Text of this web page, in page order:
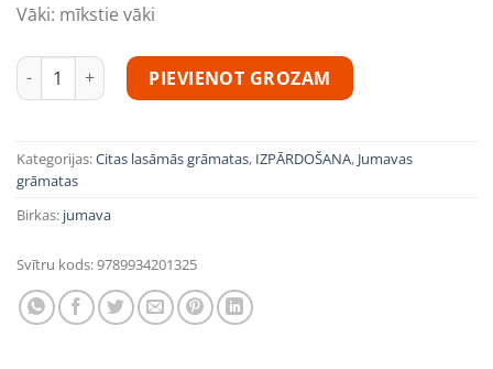
Vāki: mīkstie vāki
Reinharde Rebeka "Vai Platons valkātu Pradu?" daudzums
PIEVIENOT GROZAM
Kategorijas:Citas lasāmās grāmatas, IZPĀRDOŠANA, Jumavas
grāmatas
Birkas: jumava
Svītru kods:9789934201325